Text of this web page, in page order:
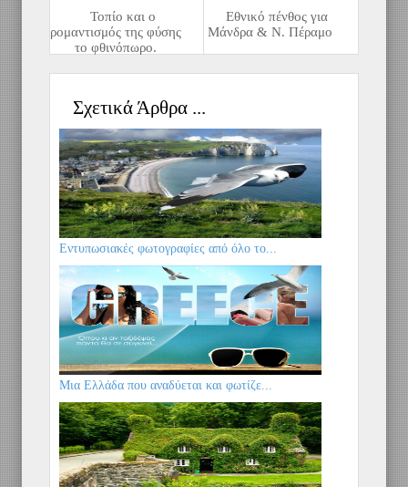
Εθνικό πένθος για
Μάνδρα & Ν. Πέραμο
Τοπίο και ο
ρομαντισμός της φύσης
το φθινόπωρο.
Σχετικά Άρθρα ...
Εντυπωσιακές φωτογραφίες από όλο το...
Μια Ελλάδα που αναδύεται και φωτίζε...